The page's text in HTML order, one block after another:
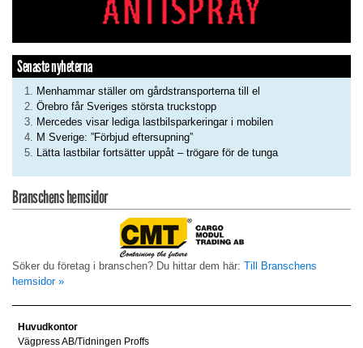
Senaste nyheterna
Menhammar ställer om gårdstransporterna till el
Örebro får Sveriges största truckstopp
Mercedes visar lediga lastbilsparkeringar i mobilen
M Sverige: ”Förbjud eftersupning”
Lätta lastbilar fortsätter uppåt – trögare för de tunga
Branschens hemsidor
Söker du företag i branschen? Du hittar dem här: Till Branschens
hemsidor »
Huvudkontor
Vägpress AB/Tidningen Proffs